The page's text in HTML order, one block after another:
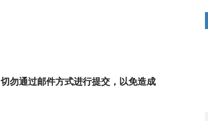
勿通过邮件方式进行提交，以免造成